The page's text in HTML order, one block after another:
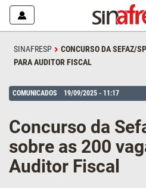
SINAFRESP
CONCURSO DA SEFAZ/
PARA AUDITOR FISCAL
COMUNICADOS 19/09/2025 - 11:17
Concurso da
sobre as 200
Auditor Fiscal